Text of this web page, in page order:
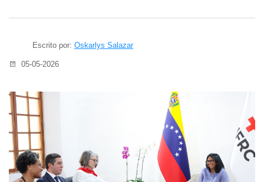
Escrito por: Oskarlys Salazar
05-05-2026